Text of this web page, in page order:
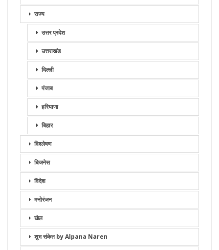
राज्य
उत्तर प्रदेश
उत्तराखंड
दिल्ली
पंजाब
हरियाणा
बिहार
विश्लेषण
बिजनेस
विदेश
मनोरंजन
खेल
शुभ संकेत by Alpana Naren